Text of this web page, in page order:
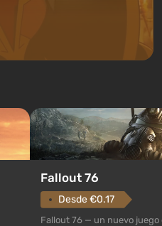
Fallout 76
Desde €0.17
Fallout 76 — un nuevo juego